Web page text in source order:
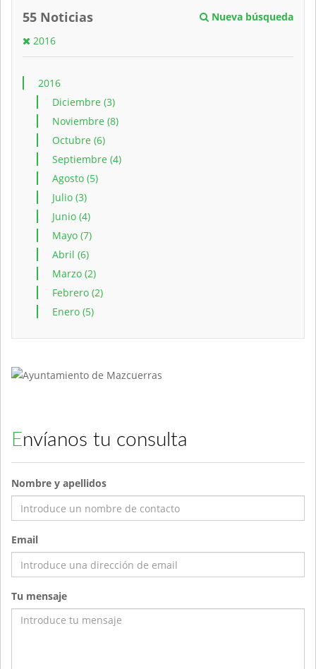
55 Noticias
Nueva búsqueda
2016
2016
Diciembre (3)
Noviembre (8)
Octubre (6)
Septiembre (4)
Agosto (5)
Julio (3)
Junio (4)
Mayo (7)
Abril (6)
Marzo (2)
Febrero (2)
Enero (5)
Envíanos tu consulta
Nombre y apellidos
Email
Tu mensaje